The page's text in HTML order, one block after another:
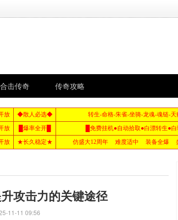
合击传奇 传奇攻略
攻击力的关键途径
11-11 09:56